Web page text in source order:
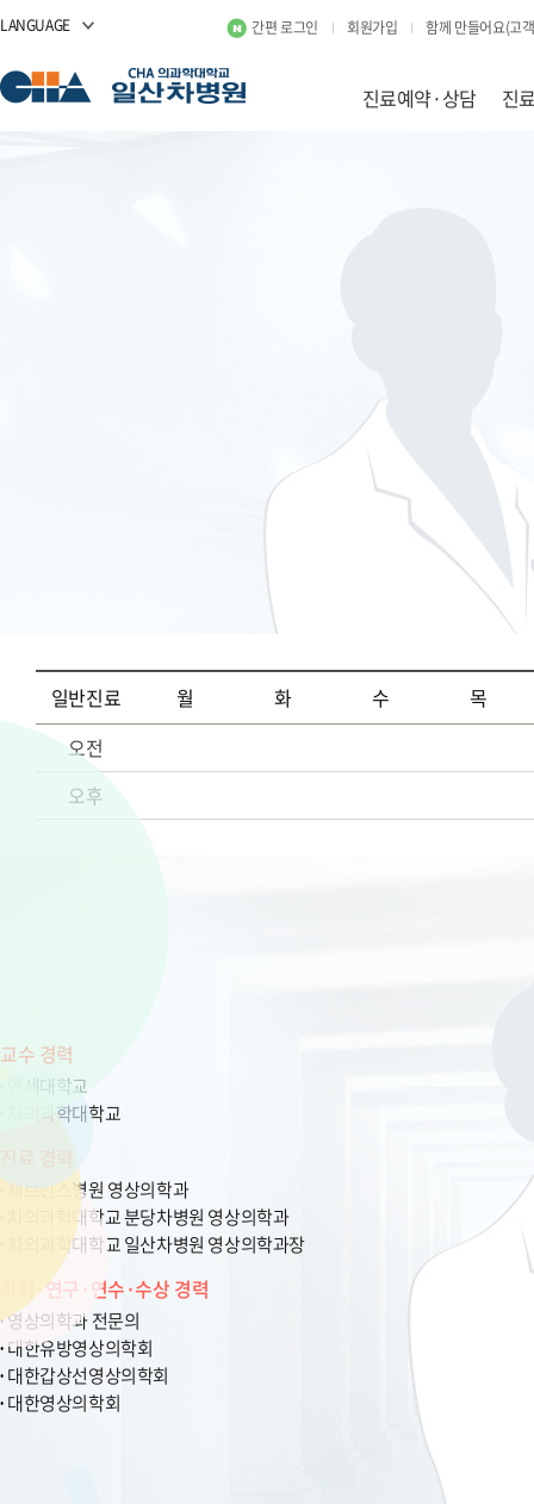
LANGUAGE 간편 로그인 회원가입 함께 만들어요(고
진료예약·상담 진
일반진료 월 화 수
목
오전
오후
교수 경력
연세대학교
차의과학대학교
세브란스병원 영상의학과
차의과학대학교 분당차병원 영상의학과
차의과학대학교 일산차병원 영상의학과장
학회·연구·연수·수상 경력
영상의학과 전문의
대한유방영상의학회
대한갑상선영상의학회
대한영상의학회